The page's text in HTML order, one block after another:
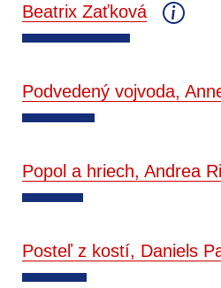
Beatrix Zaťková
Podvedený vojvoda,
Popol a hriech, Andrea
Posteľ z kostí, Daniels